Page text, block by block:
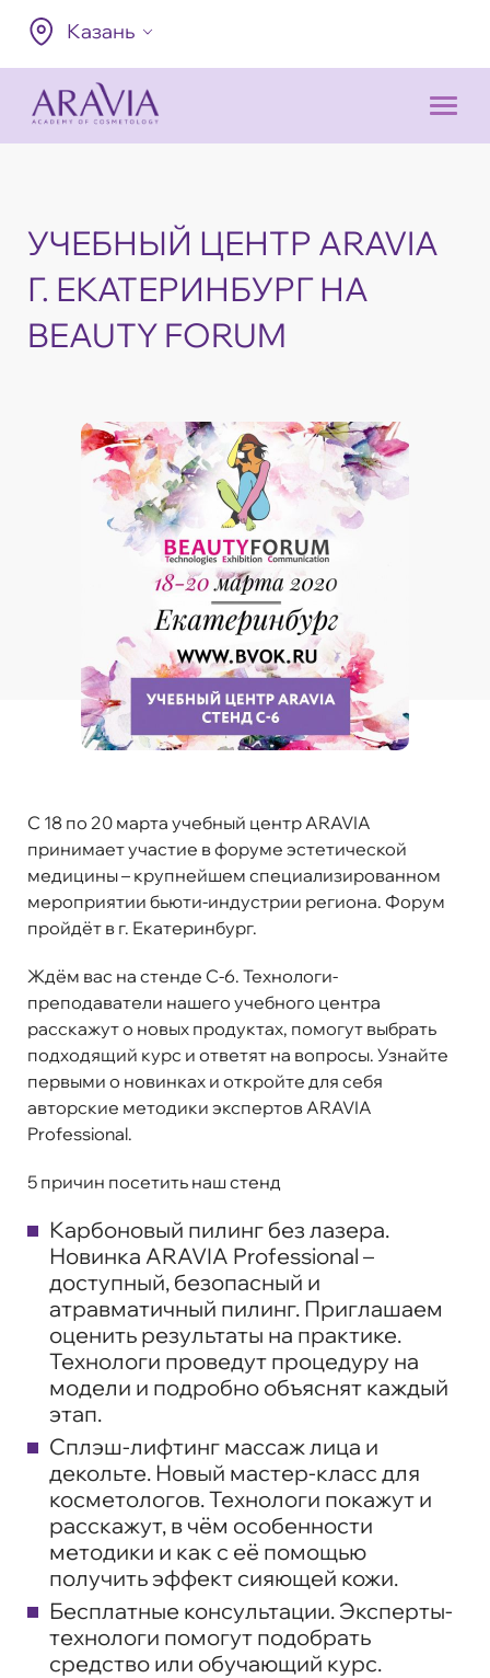
Казань
УЧЕБНЫЙ ЦЕНТР ARAVIA
Г. ЕКАТЕРИНБУРГ НА
BEAUTY FORUM
C 18 по 20 марта учебный центр ARAVIA
принимает участие в форуме эстетической
медицины – крупнейшем специализированном
мероприятии бьюти-индустрии региона. Форум
пройдёт в г. Екатеринбург.
Ждём вас на стенде С-6. Технологи-
преподаватели нашего учебного центра
расскажут о новых продуктах, помогут выбрать
подходящий курс и ответят на вопросы. Узнайте
первыми о новинках и откройте для себя
авторские методики экспертов ARAVIA
Professional.
5 причин посетить наш стенд
Карбоновый пилинг без лазера.
Новинка ARAVIA Professional –
доступный, безопасный и
атравматичный пилинг. Приглашаем
оценить результаты на практике.
Технологи проведут процедуру на
модели и подробно объяснят каждый
этап.
Сплэш-лифтинг массаж лица и
декольте. Новый мастер-класс для
косметологов. Технологи покажут и
расскажут, в чём особенности
методики и как с её помощью
получить эффект сияющей кожи.
Бесплатные консультации. Эксперты-
технологи помогут подобрать
средство или обучающий курс.